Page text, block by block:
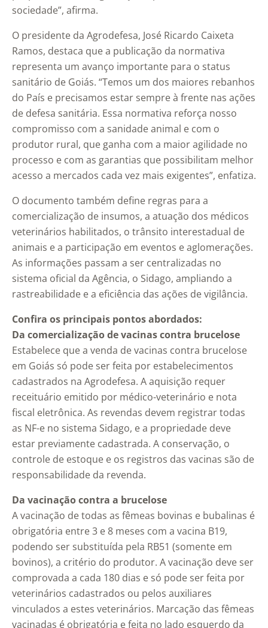
sociedade”, afirma.
O presidente da Agrodefesa, José Ricardo Caixeta
Ramos, destaca que a publicação da normativa
representa um avanço importante para o status
sanitário de Goiás. “Temos um dos maiores rebanhos
do País e precisamos estar sempre à frente nas ações
de defesa sanitária. Essa normativa reforça nosso
compromisso com a sanidade animal e com o
produtor rural, que ganha com a maior agilidade no
processo e com as garantias que possibilitam melhor
acesso a mercados cada vez mais exigentes”, enfatiza.
O documento também define regras para a
comercialização de insumos, a atuação dos médicos
veterinários habilitados, o trânsito interestadual de
animais e a participação em eventos e aglomerações.
As informações passam a ser centralizadas no
sistema oficial da Agência, o Sidago, ampliando a
rastreabilidade e a eficiência das ações de vigilância.
Confira os principais pontos abordados:
Da comercialização de vacinas contra brucelose
Estabelece que a venda de vacinas contra brucelose
em Goiás só pode ser feita por estabelecimentos
cadastrados na Agrodefesa. A aquisição requer
receituário emitido por médico-veterinário e nota
fiscal eletrônica. As revendas devem registrar todas
as NF-e no sistema Sidago, e a propriedade deve
estar previamente cadastrada. A conservação, o
controle de estoque e os registros das vacinas são de
responsabilidade da revenda.
Da vacinação contra a brucelose
A vacinação de todas as fêmeas bovinas e bubalinas é
obrigatória entre 3 e 8 meses com a vacina B19,
podendo ser substituída pela RB51 (somente em
bovinos), a critério do produtor. A vacinação deve ser
comprovada a cada 180 dias e só pode ser feita por
veterinários cadastrados ou pelos auxiliares
vinculados a estes veterinários. Marcação das fêmeas
vacinadas é obrigatória e feita no lado esquerdo da